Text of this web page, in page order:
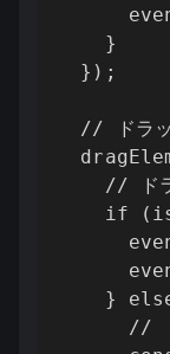
    }
  });
// ドラ
// ド
if
}
//